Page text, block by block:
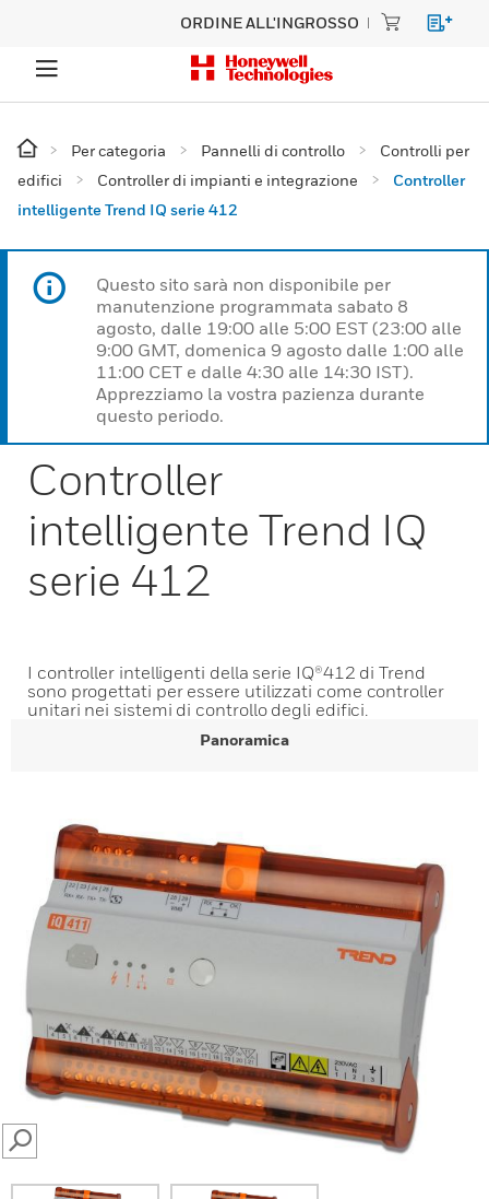
ORDINE ALL'INGROSSO
Per categoria Pannelli di controllo
Controlli per
edifici
Controller di impianti e integrazione
Controller
intelligente Trend IQ serie 412
Questo sito sarà non disponibile per
manutenzione programmata sabato 8
agosto, dalle 19:00 alle 5:00 EST (23:00 alle
9:00 GMT, domenica 9 agosto dalle 1:00 alle
11:00 CET e dalle 4:30 alle 14:30 IST).
Apprezziamo la vostra pazienza durante
questo periodo.
Controller
intelligente Trend IQ
serie 412
I controller intelligenti della serie IQ®412 di Trend
sono progettati per essere utilizzati come controller
unitari nei sistemi di controllo degli edifici.
Panoramica
SEARCH